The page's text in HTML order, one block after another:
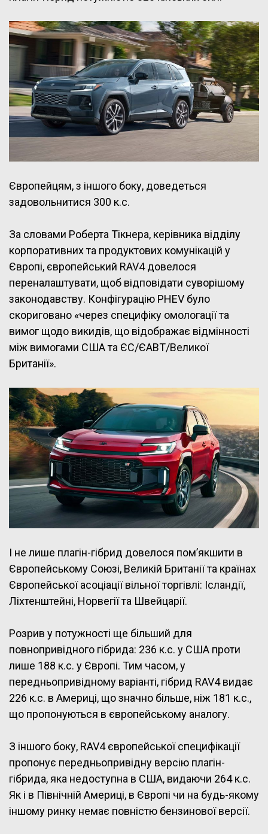
Європейцям, з іншого боку, доведеться
задовольнитися 300 к.с.
За словами Роберта Тікнера, керівника відділу
корпоративних та продуктових комунікацій у
Європі, європейський RAV4 довелося
переналаштувати, щоб відповідати суворішому
законодавству. Конфігурацію PHEV було
скориговано «через специфіку омологації та
вимог щодо викидів, що відображає відмінності
між вимогами США та ЄС/ЄАВТ/Великої
Британії».
І не лише плагін-гібрид довелося пом’якшити в
Європейському Союзі, Великій Британії та країнах
Європейської асоціації вільної торгівлі: Ісландії,
Ліхтенштейні, Норвегії та Швейцарії.
Розрив у потужності ще більший для
повнопривідного гібрида: 236 к.с. у США проти
лише 188 к.с. у Європі. Тим часом, у
передньопривідному варіанті, гібрид RAV4 видає
226 к.с. в Америці, що значно більше, ніж 181 к.с.,
що пропонуються в європейському аналогу.
З іншого боку, RAV4 європейської специфікації
пропонує передньопривідну версію плагін-
гібрида, яка недоступна в США, видаючи 264 к.с.
Як і в Північній Америці, в Європі чи на будь-якому
іншому ринку немає повністю бензинової версії.